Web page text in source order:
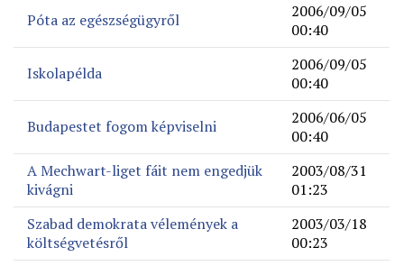
Póta az egészségügyről
2006/09/05
00:40
Iskolapélda
2006/09/05
00:40
Budapestet fogom képviselni
2006/06/05
00:40
A Mechwart-liget fáit nem engedjük
kivágni
2003/08/31
01:23
Szabad demokrata vélemények a
költségvetésről
2003/03/18
00:23